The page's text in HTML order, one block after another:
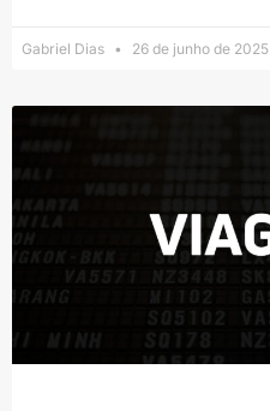
Gabriel Dias 26 de junho de 2025